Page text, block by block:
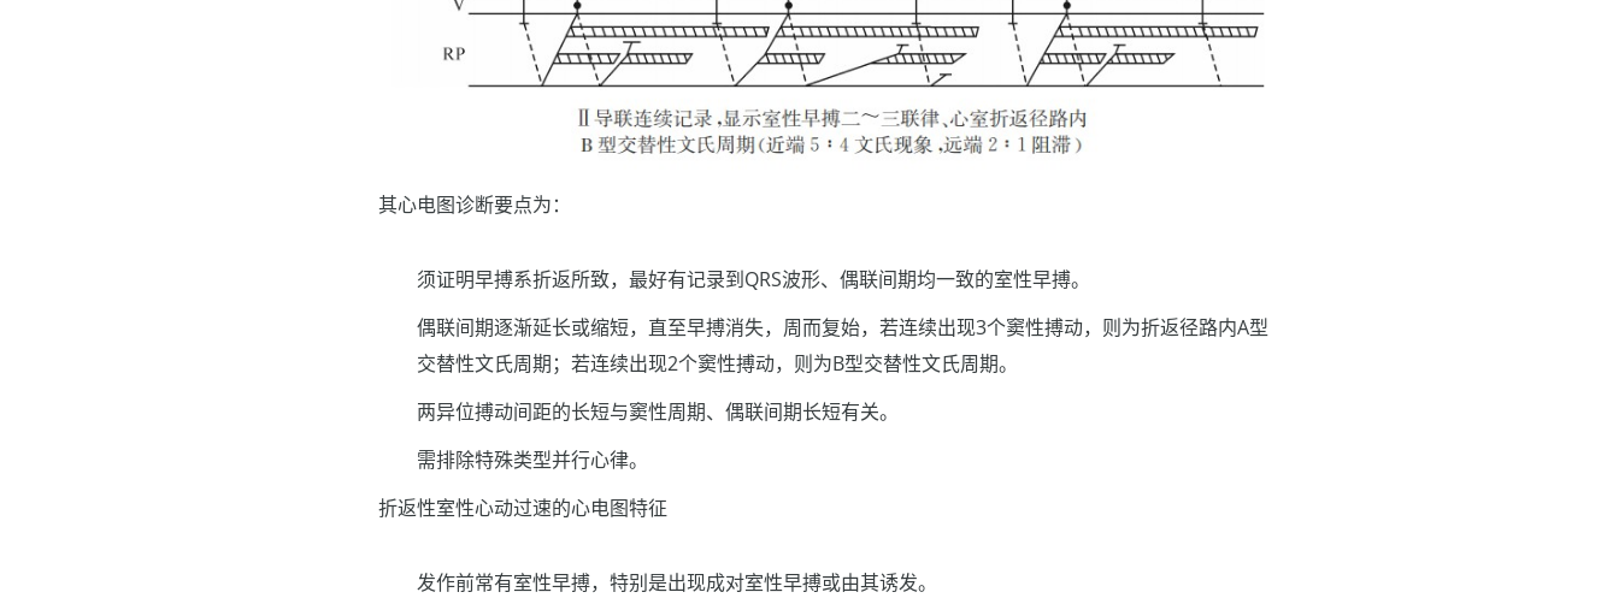
其心电图诊断要点为：
须证明早搏系折返所致，最好有记录到QRS波形、偶联间期均一致的室性早搏。
偶联间期逐渐延长或缩短，直至早搏消失，周而复始，若连续出现3个窦性搏动，则为折返径路内A型
交替性文氏周期；若连续出现2个窦性搏动，则为B型交替性文氏周期。
两异位搏动间距的长短与窦性周期、偶联间期长短有关。
需排除特殊类型并行心律。
折返性室性心动过速的心电图特征
发作前常有室性早搏，特别是出现成对室性早搏或由其诱发。